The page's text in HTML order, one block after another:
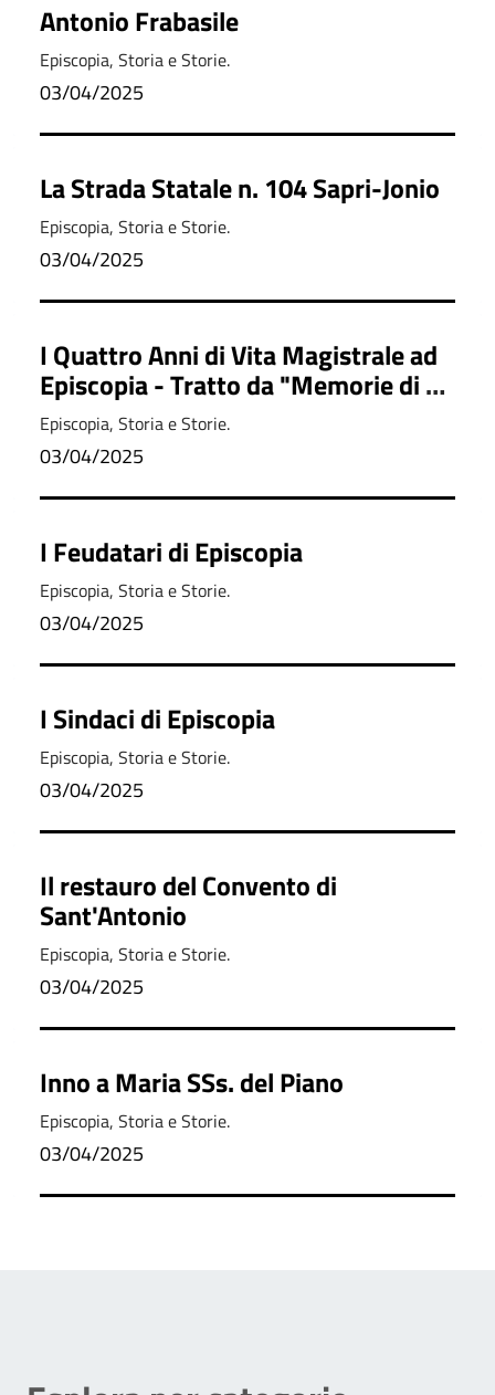
Antonio Frabasile
Episcopia, Storia e Storie.
03/04/2025
La Strada Statale n. 104 Sapri-Jonio
Episcopia, Storia e Storie.
03/04/2025
I Quattro Anni di Vita Magistrale ad
Episcopia - Tratto da "Memorie di un
Maestro" di Biagio Schettino - Note
a cura di Egidio Papandrea
Episcopia, Storia e Storie.
03/04/2025
I Feudatari di Episcopia
Episcopia, Storia e Storie.
03/04/2025
I Sindaci di Episcopia
Episcopia, Storia e Storie.
03/04/2025
Il restauro del Convento di
Sant'Antonio
Episcopia, Storia e Storie.
03/04/2025
Inno a Maria SSs. del Piano
Episcopia, Storia e Storie.
03/04/2025